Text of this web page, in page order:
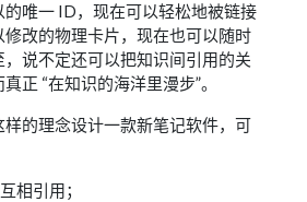
唯一 ID，现在可以轻松地被链接
改的物理卡片，现在也可以随时
说不定还可以把知识间引用的关
正 “在知识的海洋里漫步”。
的理念设计一款新笔记软件，可
相引用；